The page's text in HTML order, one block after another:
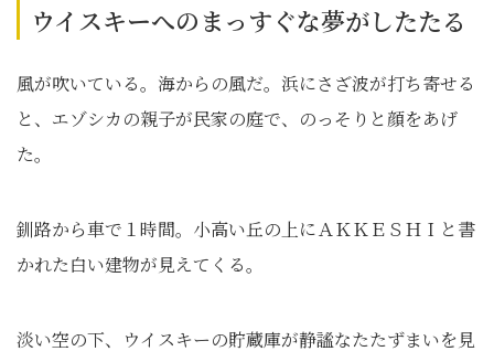
ウイスキーへのまっすぐな夢がしたたる
風が吹いている。海からの風だ。浜にさざ波が打ち寄せる
と、エゾシカの親子が民家の庭で、のっそりと顔をあげ
た。
釧路から車で１時間。小高い丘の上にＡＫＫＥＳＨＩと書
かれた白い建物が見えてくる。
淡い空の下、ウイスキーの貯蔵庫が静謐なたたずまいを見